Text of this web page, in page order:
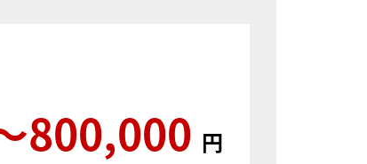
800,000 円